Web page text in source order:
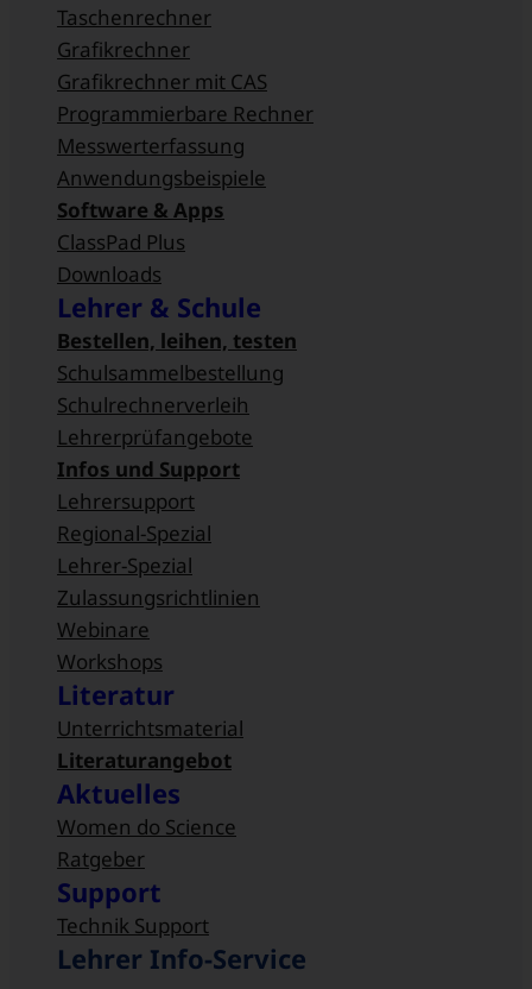
Taschenrechner
Grafikrechner
Grafikrechner mit CAS
Programmierbare Rechner
Messwert­erfassung
Anwendungsbeispiele
Software & Apps
ClassPad Plus
Downloads
Lehrer & Schule
Bestellen, leihen, testen
Schulsammel­bestellung
Schulrechnerverleih
Lehrerprüfangebote
Infos und Support
Lehrersupport
Regional-Spezial
Lehrer-Spezial
Zulassungsrichtlinien
Webinare
Workshops
Literatur
Unterrichtsmaterial
Literaturangebot
Aktuelles
Women do Science
Ratgeber
Support
Technik Support
Lehrer Info-Service